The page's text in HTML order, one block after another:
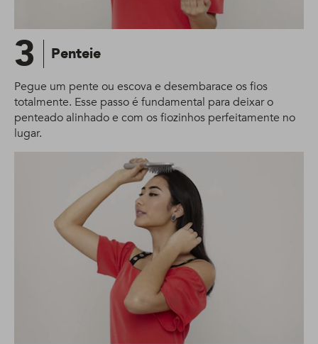
3 Penteie
Pegue um pente ou escova e desembarace os fios
totalmente. Esse passo é fundamental para deixar o
penteado alinhado e com os fiozinhos perfeitamente no
lugar.